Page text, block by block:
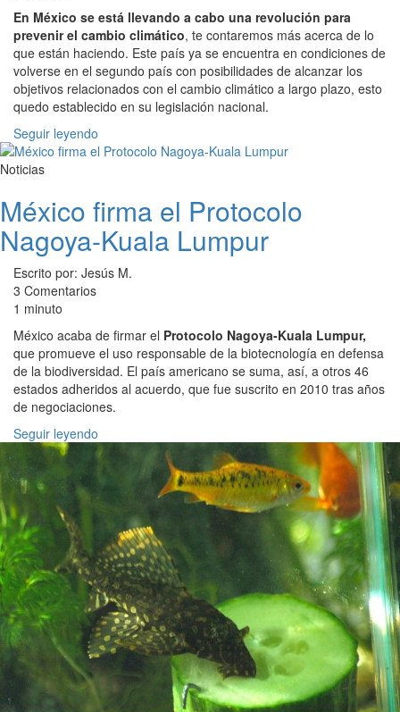
En México se está llevando a cabo una revolución para
prevenir el cambio climático, te contaremos más acerca de lo
que están haciendo. Este país ya se encuentra en condiciones de
volverse en el segundo país con posibilidades de alcanzar los
objetivos relacionados con el cambio climático a largo plazo, esto
quedo establecido en su legislación nacional.
Seguir leyendo
Noticias
México firma el Protocolo
Nagoya-Kuala Lumpur
Escrito por: Jesús M.
3 Comentarios
1 minuto
México acaba de firmar el Protocolo Nagoya-Kuala Lumpur,
que promueve el uso responsable de la biotecnología en defensa
de la biodiversidad. El país americano se suma, así, a otros 46
estados adheridos al acuerdo, que fue suscrito en 2010 tras años
de negociaciones.
Seguir leyendo